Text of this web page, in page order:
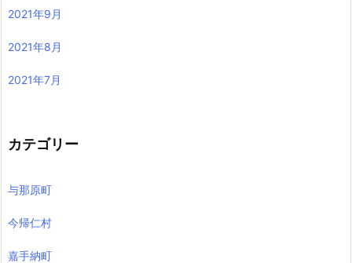
2021年9月
2021年8月
2021年7月
カテゴリー
与那原町
今帰仁村
嘉手納町